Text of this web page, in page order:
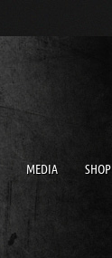
MEDIA SHOP